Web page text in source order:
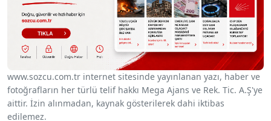
www.sozcu.com.tr internet sitesinde yayınlanan yazı, haber ve
fotoğrafların her türlü telif hakkı Mega Ajans ve Rek. Tic. A.Ş'ye
aittir. İzin alınmadan, kaynak gösterilerek dahi iktibas
edilemez.